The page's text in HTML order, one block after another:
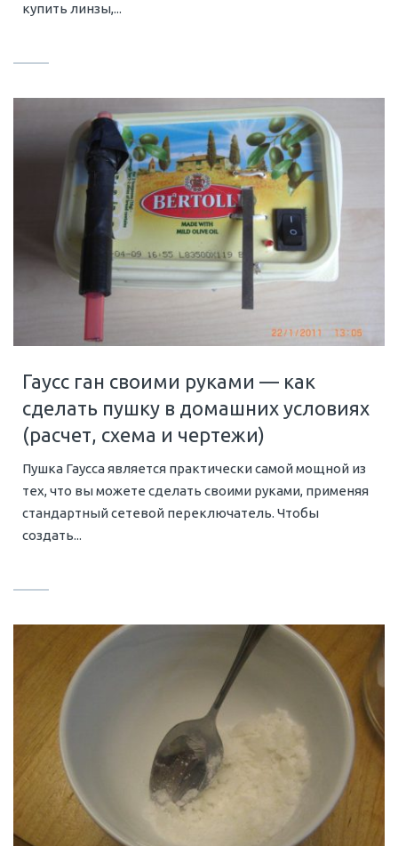
купить линзы,...
Гаусс ган своими руками — как
сделать пушку в домашних условиях
(расчет, схема и чертежи)
Пушка Гаусса является практически самой мощной из
тех, что вы можете сделать своими руками, применяя
стандартный сетевой переключатель. Чтобы
создать...